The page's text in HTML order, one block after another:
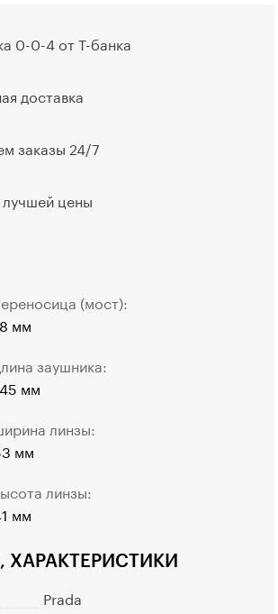
Prada
(мост):
мм
заушника:
мм
линзы:
мм
линзы:
мм
0-0-4 от Т-банка
доставка
заказы 24/7
лучшей цены